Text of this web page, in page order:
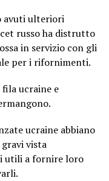
avuti ulteriori
russo ha distrutto
in servizio con gli
per i rifornimenti.
ucraine e
ucraine abbiano
vista
utili a fornire loro